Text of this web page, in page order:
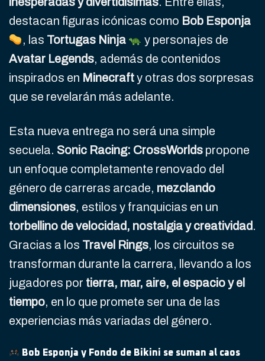
destacan figuras icónicas como Bob Esponja
, las Tortugas Ninja
y personajes de
Avatar Legends, además de contenidos
inspirados en Minecrafty otras dos sorpresas
que se revelarán más adelante.
Esta nueva entrega no será una simple
secuela. Sonic Racing: CrossWorlds propone
un enfoque completamente renovado del
género de carreras arcade, mezclando
dimensiones, estilos y franquicias en un
torbellino de velocidad, nostalgia y creatividad.
Gracias a los Travel Rings, los circuitos se
transforman durante la carrera, llevando a los
jugadores por tierra, mar, aire, el espacio y el
tiempo, en lo que promete ser una de las
experiencias más variadas del género.
Bob Esponja y Fondo de Bikini se suman al caos